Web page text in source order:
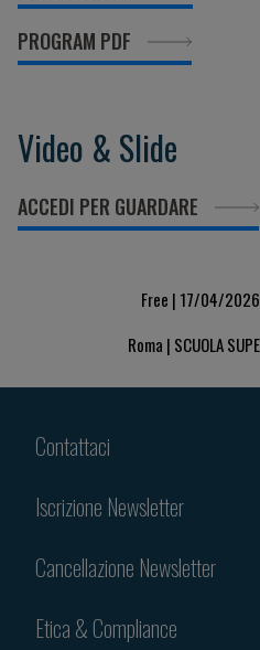
PROGRAM PDF
Video & Slide
ACCEDI PER GUARDARE
Free | 17/04/
Roma | SCUOLA
Contattaci
Iscrizione Newsletter
Cancellazione Newsletter
Etica & Compliance